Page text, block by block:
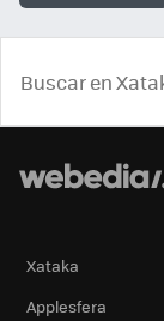
Xataka
Applesfera